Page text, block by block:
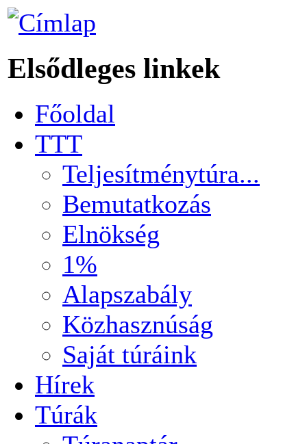
Elsődleges linkek
Főoldal
TTT
Teljesítménytúra...
Bemutatkozás
Elnökség
1%
Alapszabály
Közhasznúság
Saját túráink
Hírek
Túrák